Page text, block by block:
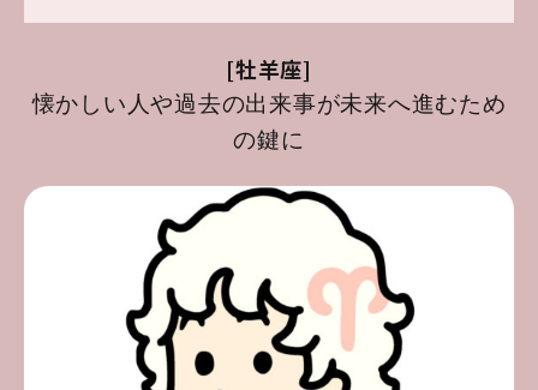
[牡羊座]
懐かしい人や過去の出来事が未来へ進むため
の鍵に